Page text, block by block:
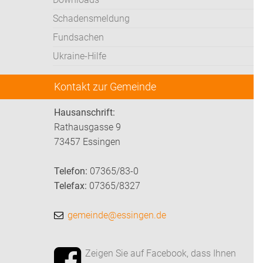
Schadensmeldung
Fundsachen
Ukraine-Hilfe
Kontakt zur Gemeinde
Hausanschrift:
Rathausgasse 9
73457 Essingen
Telefon: 07365/83-0
Telefax: 07365/8327
gemeinde@essingen.de
Zeigen Sie auf Facebook, dass Ihnen